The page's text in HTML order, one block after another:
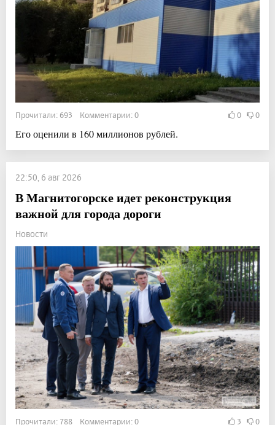
Прочитали: 693 Комментарии: 0 0 0
Его оценили в 160 миллионов рублей.
22:50, 6 авг 2026
В Магнитогорске идет реконструкция
важной для города дороги
Новости
Прочитали: 788 Комментарии: 0 3 0